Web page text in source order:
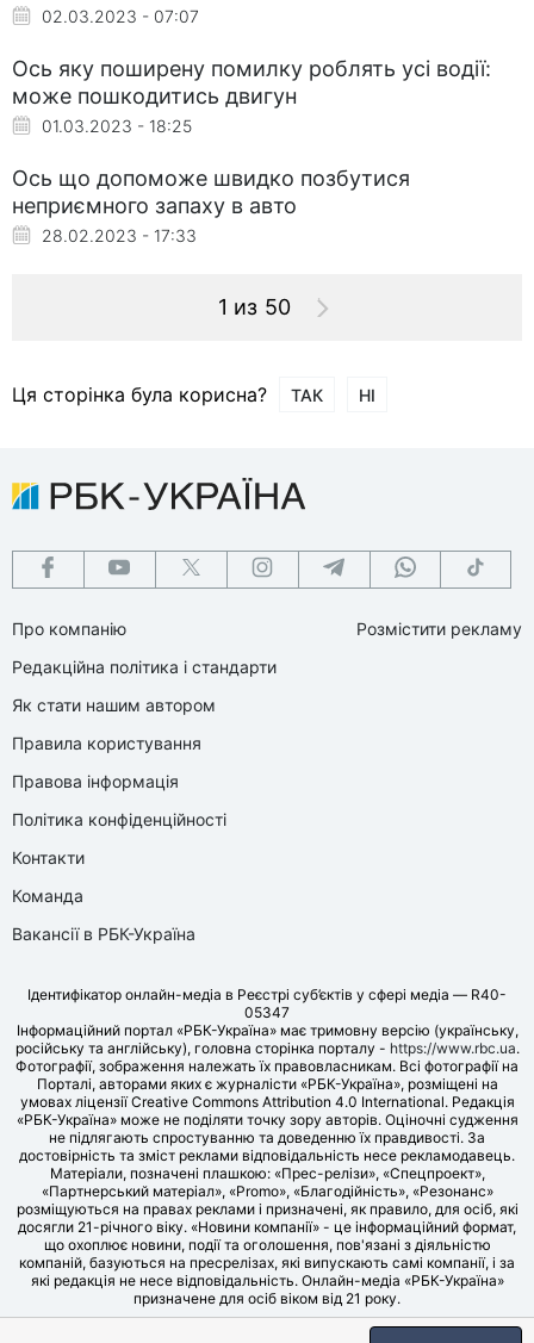
02.03.2023 - 07:07
Ось яку поширену помилку роблять усі водії:
може пошкодитись двигун
01.03.2023 - 18:25
Ось що допоможе швидко позбутися
неприємного запаху в авто
28.02.2023 - 17:33
1 из 50
Ця сторінка була корисна? ТАК НІ
Про компанію
Редакційна політика і стандарти
Як стати нашим автором
Правила користування
Правова інформація
Політика конфіденційності
Контакти
Команда
Вакансії в РБК-Україна
Розмістити рекламу
Ідентифікатор онлайн-медіа в Реєстрі суб’єктів у сфері медіа — R40-
05347
Інформаційний портал «РБК-Україна» має тримовну версію (українську,
російську та англійську), головна сторінка порталу - https://www.rbc.ua.
Фотографії, зображення належать їх правовласникам. Всі фотографії на
Порталі, авторами яких є журналісти «РБК-Україна», розміщені на
умовах ліцензії Creative Commons Attribution 4.0 International. Редакція
«РБК-Україна» може не поділяти точку зору авторів. Оціночні судження
не підлягають спростуванню та доведенню їх правдивості. За
достовірність та зміст реклами відповідальність несе рекламодавець.
Матеріали, позначені плашкою: «Прес-релізи», «Спецпроект»,
«Партнерський матеріал», «Promo», «Благодійність», «Резонанс»
розміщуються на правах реклами і призначені, як правило, для осіб, які
досягли 21-річного віку. «Новини компанії» - це інформаційний формат,
що охоплює новини, події та оголошення, пов'язані з діяльністю
компаній, базуються на пресрелізах, які випускають самі компанії, і за
які редакція не несе відповідальність. Онлайн-медіа «РБК-Україна»
призначене для осіб віком від 21 року.
© LLC «UBT MEDIA», 2006-2026.